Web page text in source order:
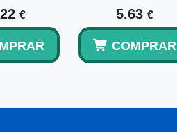
€ 5.63 €
COMPRAR